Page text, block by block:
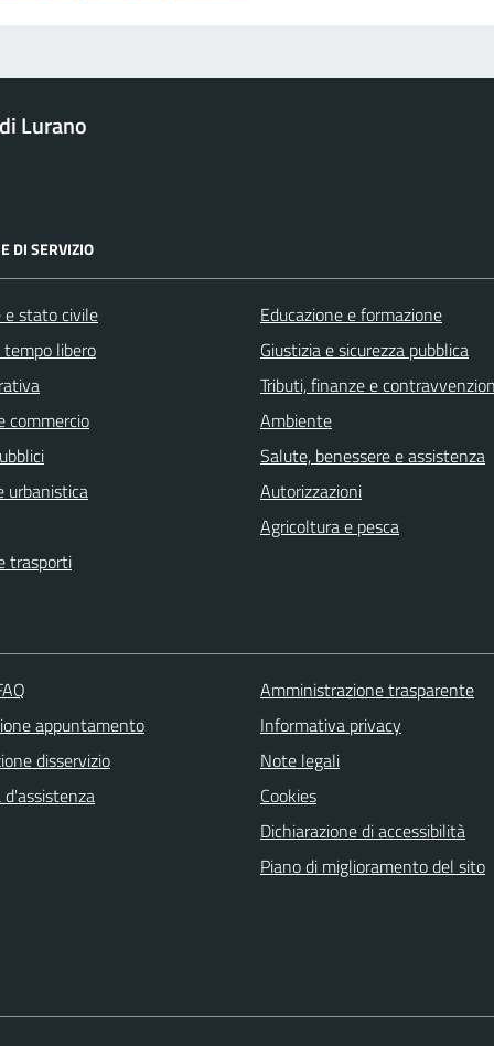
Lurano
DI SERVIZIO
e stato civile
libero
commercio
urbanistica
trasporti
Educazione e formazione
Giustizia e sicurezza pubblica
Tributi, finanze e
Ambiente
Salute, benessere e assistenza
Autorizzazioni
Agricoltura e pesca
appuntamento
disservizio
d'assistenza
Amministrazione trasparente
Informativa privacy
Note legali
Cookies
Dichiarazione di accessibilità
Piano di miglioramento del sito